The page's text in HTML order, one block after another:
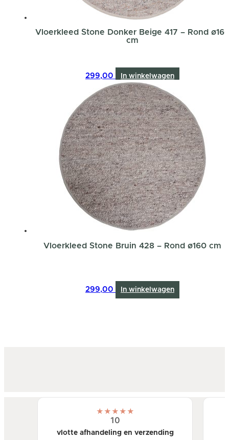
Vloerkleed Stone Donker Beige 417 – Rond
cm
299,00 In winkelwagen
Vloerkleed Stone Bruin 428 – Rond ø160 cm
299,00 In winkelwagen
★★★★★
10
vlotte afhandeling en verzending